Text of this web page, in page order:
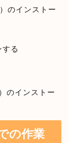
のインストー
る
のインストー
の作業